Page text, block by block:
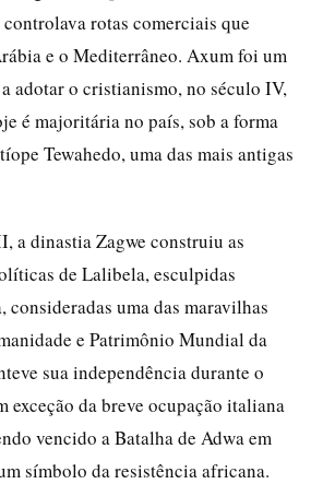
rotas comerciais que
e o Mediterrâneo. Axum foi um
adotar o cristianismo, no século IV,
é majoritária no país, sob a forma
Tewahedo, uma das mais antigas
a dinastia Zagwe construiu as
de Lalibela, esculpidas
consideradas uma das maravilhas
e Patrimônio Mundial da
sua independência durante o
da breve ocupação italiana
vencido a Batalha de Adwa em
símbolo da resistência africana.